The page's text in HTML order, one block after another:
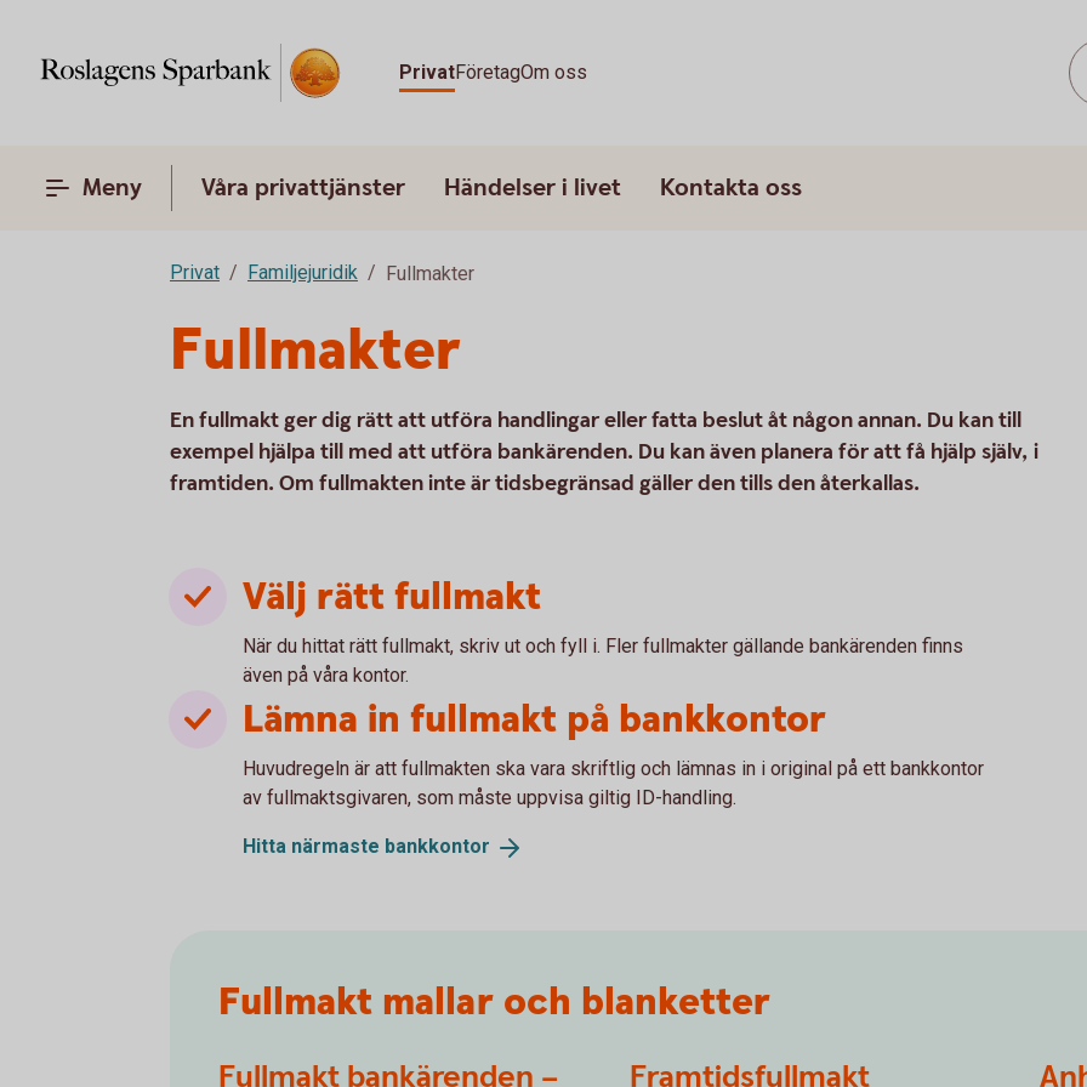
PrivatFöretagOm oss
Meny Våra privattjänster Händelser i livet Kontakta oss
Privat Familjejuridik Fullmakter
Fullmakter
En fullmakt ger dig rätt att utföra handlingar eller fatta beslut åt någon annan. Du kan till
exempel hjälpa till med att utföra bankärenden. Du kan även planera för att få hjälp själv, i
framtiden. Om fullmakten inte är tidsbegränsad gäller den tills den återkallas.
Välj rätt fullmakt
När du hittat rätt fullmakt, skriv ut och fyll i. Fler fullmakter gällande bankärenden finns
även på våra kontor.
Lämna in fullmakt på bankkontor
Huvudregeln är att fullmakten ska vara skriftlig och lämnas in i original på ett bankkontor
av fullmaktsgivaren, som måste uppvisa giltig ID-handling.
Hitta närmaste bankkontor
Fullmakt mallar och blanketter
Fullmakt bankärenden –
Framtidsfullmakt